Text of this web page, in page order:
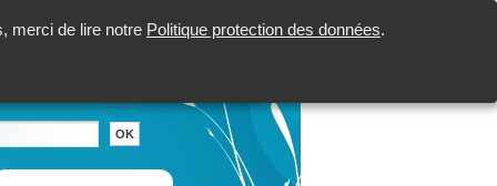
merci de lire notre Politique protection des données.